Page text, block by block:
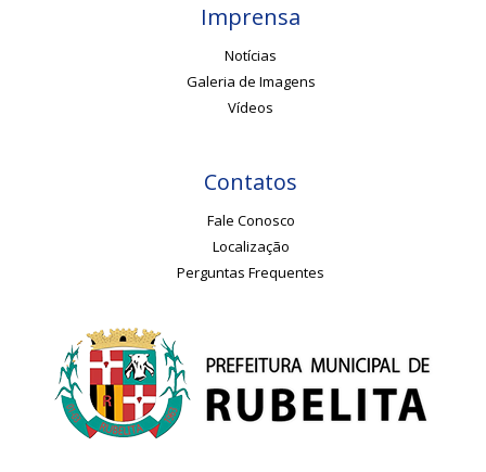
Imprensa
Notícias
Galeria de Imagens
Vídeos
Contatos
Fale Conosco
Localização
Perguntas Frequentes